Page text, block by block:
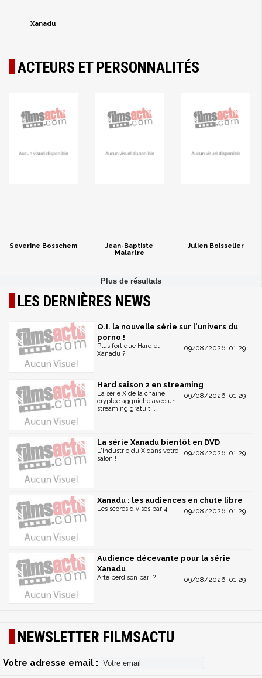
Xanadu
ACTEURS ET PERSONNALITÉS
Severine Bosschem
Jean-Baptiste
Malartre
Julien Boisselier
LES DERNIÈRES NEWS
Q.I. la nouvelle série sur l'univers du
porno !
09/08/2026, 01:29
Plus fort que Hard et
Xanadu ?
Hard saison 2 en streaming
09/08/2026, 01:29
La série X de la chaine
cryptée agguiche avec un
streaming gratuit...
La série Xanadu bientôt en DVD
09/08/2026, 01:29
L'industrie du X dans votre
salon !
Xanadu : les audiences en chute libre
09/08/2026, 01:29
Les scores divisés par 4
Audience décevante pour la série
Xanadu
09/08/2026, 01:29
Arte perd son pari ?
NEWSLETTER FILMSACTU
Votre adresse email :